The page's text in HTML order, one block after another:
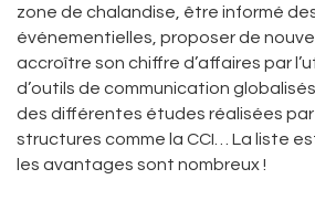
zone de chalandise, être informé
événementielles, proposer de
accroître son chiffre d’affaires par
d’outils de communication
des différentes études réalisées
structures comme la CCI… La liste
les avantages sont nombreux !